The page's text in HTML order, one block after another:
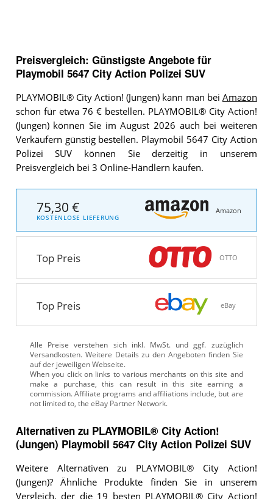
Preisvergleich: Günstigste Angebote für
Playmobil 5647 City Action Polizei SUV
PLAYMOBIL® City Action! (Jungen) kann man bei Amazon
schon für etwa 76 € bestellen. PLAYMOBIL® City Action!
(Jungen) können Sie im August 2026 auch bei weiteren
Verkäufern günstig bestellen. Playmobil 5647 City Action
Polizei SUV können Sie derzeitig in unserem
Preisvergleich bei 3 Online-Händlern kaufen.
75,30 €
KOSTENLOSE LIEFERUNG
Amazon
Top Preis OTTO
Top Preis eBay
Alle Preise verstehen sich inkl. MwSt. und ggf. zuzüglich
Versandkosten. Weitere Details zu den Angeboten finden Sie
auf der jeweiligen Webseite.
Alternativen zu PLAYMOBIL® City Action!
(Jungen) Playmobil 5647 City Action Polizei SUV
Weitere Alternativen zu PLAYMOBIL® City Action!
(Jungen)? Ähnliche Produkte finden Sie in unserem
Vergleich, der die 19 besten PLAYMOBIL® City Action!